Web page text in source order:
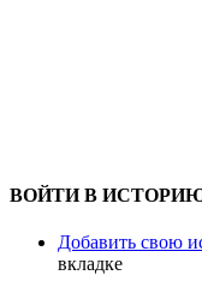
ВОЙТИ В
Добавить свою
вкладке